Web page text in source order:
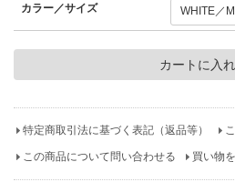
カラー／サイズ
特定商取引法に基づく表記（返品等）
この商品について問い合わせる 買い物